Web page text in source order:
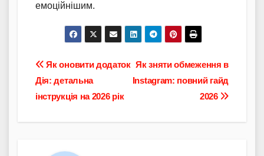
емоційнішим.
Навігація
записів
Як зняти обмеження в
Instagram: повний гайд
2026
Як оновити додаток
Дія: детальна
інструкція на 2026 рік